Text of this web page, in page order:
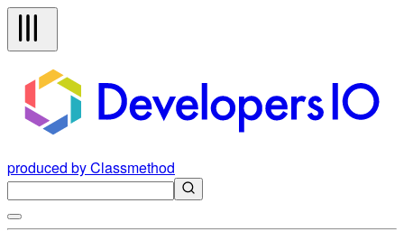
produced by Classmethod